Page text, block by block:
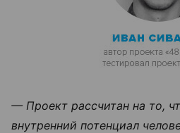
— Проект рассчитан на то,
внутренний потенциал